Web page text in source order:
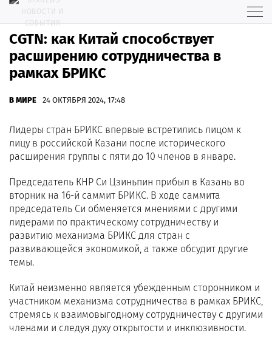
CGTN: как Китай способствует
расширению сотрудничества в
рамках БРИКС
В МИРЕ 24 ОКТЯБРЯ 2024, 17:48
Лидеры стран БРИКС впервые встретились лицом к
лицу в российской Казани после исторического
расширения группы с пяти до 10 членов в январе.
Председатель КНР Си Цзиньпин прибыл в Казань во
вторник на 16-й саммит БРИКС. В ходе саммита
председатель Си обменяется мнениями с другими
лидерами по практическому сотрудничеству и
развитию механизма БРИКС для стран с
развивающейся экономикой, а также обсудит другие
темы.
Китай неизменно является убежденным сторонником и
участником механизма сотрудничества в рамках БРИКС,
стремясь к взаимовыгодному сотрудничеству с другими
членами и следуя духу открытости и инклюзивности.